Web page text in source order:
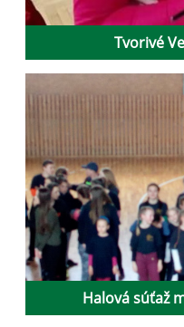
Tvorivé
Halová súťaž